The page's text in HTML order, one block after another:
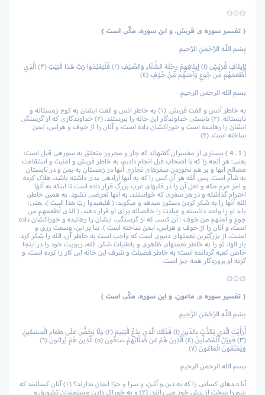
۞۞۞
{ تفسیر سوره­ ی قریش، و این سوره، مکّی است }
بِسْمِ اللَّـهِ الرَّحْمَـٰنِ الرَّحِيمِ
لِإِيلَافِ قُرَيْشٍ ﴿١﴾ إِيلَافِهِمْ رِحْلَةَ الشِّتَاءِ وَالصَّيْفِ ﴿٢﴾ فَلْيَعْبُدُوا رَبَّ هَـٰذَا الْبَيْتِ ﴿٣﴾ الَّذِي
أَطْعَمَهُم مِّن جُوعٍ وَآمَنَهُم مِّنْ خَوْفٍ ﴿٤﴾
بسم الله الرحمن الرحيم
به خاطر أنس و الفت قریش. (۱) به خاطر انس و الفت ایشان به کوچ زمستانه و
تابستانه. (۲) بایستی خداوندگار این خانه را بپرستند. (۳) خداوندگاری که از گرسنگی
ایشان را رهانیده است و خوراکشان داده است، و آنان را از خوف و هراس، ایمن
ساخته است. (۴)
( 1 ــ 4 ) بسیاری از مفسران گفته­اند که جار و مجرور متعلق به سوره­ی قبل است؛
یعنی: هر آنچه را که با اصحاب فیل انجام دادیم، به خاطر قریش و امنیت و استقامت
مصالح آنها و بر هم نخوردن سفرهای تجاری آنها در زمستان به یمن و در تابستان
به شام است. پس الله هر آن کس را که به آنها اراده­ی بدی داشته باشد، هلاک کرده
و امر حرم مکه و اهل آن را در قلب­های عرب بزرگ قرار داده است تا اینکه به آنها
احترام گذاشته و در هر سفری که خواستند، به آنها تعرضی نشود. به همین خاطر،
الله آنها را به شکر کردن دستور می­دهد و می­گوید: ( فلیعبدوا ربّ هذا البیت )، یعنی:
باید او را واحد دانسته و عبادت را خالصانه برای او قرار دهند، ( الذی أطعمهم من
جوع و آمنهم من خوف : آن کسی که از گرسنگی، ایشان را رهانیده و خوراکشان داده
است، و آنان را از خوف و هراس، ایمن ساخته است ). بنا بر این، وسعت رزق و
امنیت، از بزرگ­ترین نعمت­های دنیوی است که واجب است به خاطر آن، الله را شکر کرد.
بار الها، تو را به خاطر نعمت­های ظاهری و باطنی­ات شکر. الله، ربوبیت خود را در اینجا
خاص کعبه گردانده است؛ به خاطر فضیلت و شرف این خانه این کار را کرده است، و
گرنه او پروردگار همه چیز است.
۞۞۞
{ تفسیر سوره ­ی ماعون، و این سوره، مکّی است }
بِسْمِ اللَّـهِ الرَّحْمَـٰنِ الرَّحِيمِ
أَرَأَيْتَ الَّذِي يُكَذِّبُ بِالدِّينِ ﴿١﴾ فَذَٰلِكَ الَّذِي يَدُعُّ الْيَتِيمَ ﴿٢﴾ وَلَا يَحُضُّ عَلَىٰ طَعَامِ الْمِسْكِينِ
﴿٣﴾ فَوَيْلٌ لِّلْمُصَلِّينَ ﴿٤﴾ الَّذِينَ هُمْ عَن صَلَاتِهِمْ سَاهُونَ ﴿٥﴾ الَّذِينَ هُمْ يُرَاءُونَ ﴿٦﴾
وَيَمْنَعُونَ الْمَاعُونَ ﴿٧﴾
بسم الله الرحمن الرحيم
آیا دیده­ای کسانی را که به دین و آئین، و سزا و جزا ایمان ندارند؟ (۱) آنان کسانیند که
یتیم را سخت از پیش خود می رانند. (۲) و به خوراک دادن مستمندان تشویق و